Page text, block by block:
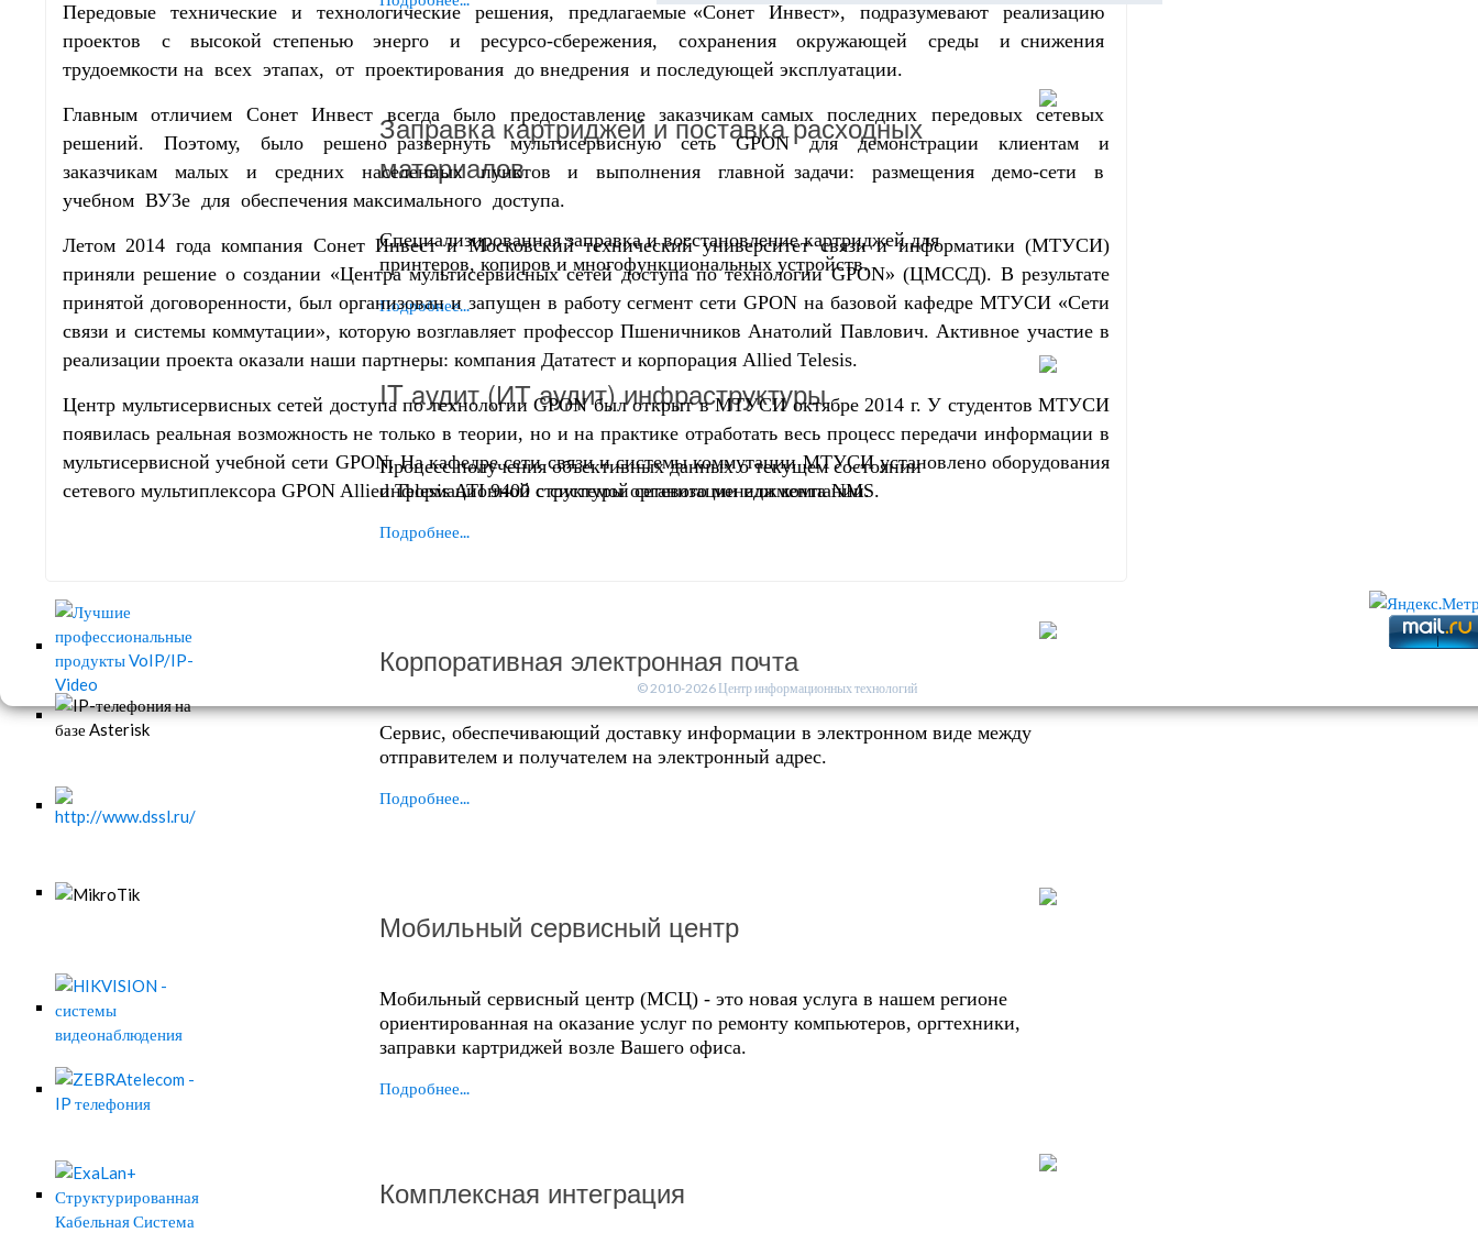
Заправка картриджей и поставка расходных
материалов
Специализированная заправка и восстановление картриджей для
принтеров, копиров и многофункциональных устройств.
Подробнее...
IT aудит (ИТ аудит) инфраструктуры
Процесс получения объективных данных о текущем состоянии
информационной структуры организации или компании.
Подробнее...
Корпоративная электронная почта
Сервис, обеспечивающий доставку информации в электронном виде между
отправителем и получателем на электронный адрес.
Подробнее...
Мобильный сервисный центр
Мобильный сервисный центр (МСЦ) - это новая услуга в нашем регионе
ориентированная на оказание услуг по ремонту компьютеров, оргтехники,
заправки картриджей возле Вашего офиса.
Подробнее...
Комплексная интеграция
Передовые технические и технологические решения, предлагаемые «Сонет Инвест», подразумевают реализацию
проектов с высокой степенью энерго и ресурсо-сбережения, сохранения окружающей среды и снижения
трудоемкости на всех этапах, от проектирования до внедрения и последующей эксплуатации.
Главным отличием Сонет Инвест всегда было предоставление заказчикам самых последних передовых сетевых
решений. Поэтому, было решено развернуть мультисервисную сеть GPON для демонстрации клиентам и
заказчикам малых и средних населенных пунктов и выполнения главной задачи: размещения демо-сети в
учебном ВУЗе для обеспечения максимального доступа.
Летом 2014 года компания Сонет Инвест и Московский технический университет связи и информатики (МТУСИ)
приняли решение о создании «Центра мультисервисных сетей доступа по технологии GPON» (ЦМССД). В результате
принятой договоренности, был организован и запущен в работу сегмент сети GPON на базовой кафедре МТУСИ «Сети
связи и системы коммутации», которую возглавляет профессор Пшеничников Анатолий Павлович. Активное участие в
реализации проекта оказали наши партнеры: компания Дататест и корпорация Allied Telesis.
Центр мультисервисных сетей доступа по технологии GPON был открыт в МТУСИ октябре 2014 г. У студентов МТУСИ
появилась реальная возможность не только в теории, но и на практике отработать весь процесс передачи информации в
мультисервисной учебной сети GPON. На кафедре сети связи и системы коммутации МТУСИ установлено оборудования
сетевого мультиплексора GPON Allied Telesis ATI 9400 с системой сетевого менеджмента NMS.
© 2010-2026 Центр информационных технологий